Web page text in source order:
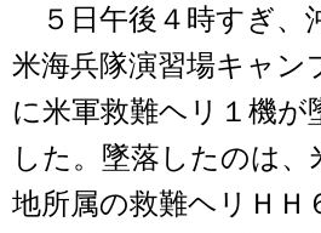
５日午後４時すぎ、
米海兵隊演習場キャン
に米軍救難ヘリ１機が
した。墜落したのは、
地所属の救難ヘリＨＨ